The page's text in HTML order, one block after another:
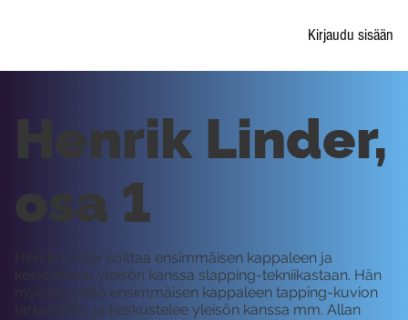
Kirjaudu sisään
Henrik Linder,
osa 1
Henrik Linder soittaa ensimmäisen kappaleen ja
keskustelee yleisön kanssa slapping-tekniikastaan. Hän
myös näyttää ensimmäisen kappaleen tapping-kuvion
tarkemmin, ja keskustelee yleisön kanssa mm. Allan